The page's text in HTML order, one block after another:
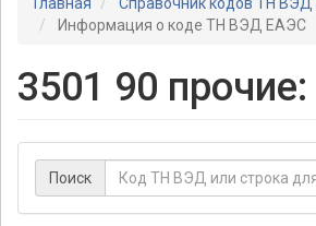
Информация о коде ТН ВЭД ЕАЭС
3501 90 прочие:
Поиск